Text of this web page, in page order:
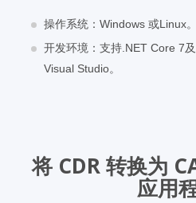
操作系统：Windows 或Linux。
开发环境：支持.NET Core 7
Visual Studio。
将 CDR 转换为
应用